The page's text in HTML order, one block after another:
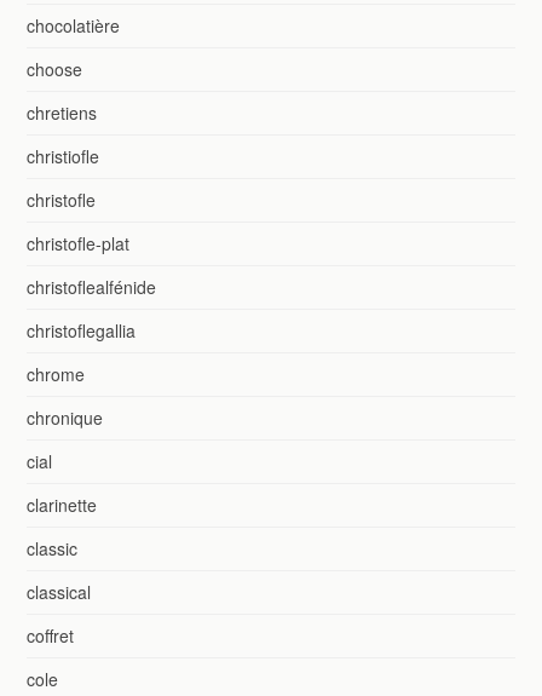
chocolatière
choose
chretiens
christiofle
christofle
christofle-plat
christoflealfénide
christoflegallia
chrome
chronique
cial
clarinette
classic
classical
coffret
cole